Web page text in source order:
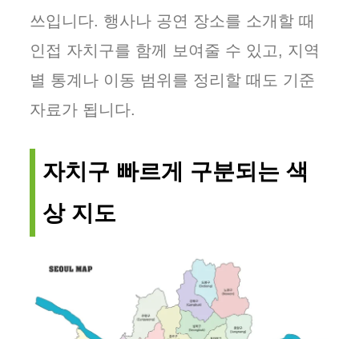
쓰입니다. 행사나 공연 장소를 소개할 때
인접 자치구를 함께 보여줄 수 있고, 지역
별 통계나 이동 범위를 정리할 때도 기준
자료가 됩니다.
자치구 빠르게 구분되는 색
상 지도